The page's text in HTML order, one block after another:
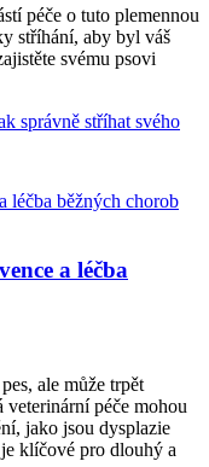
péče o tuto plemennou
stříhání, aby byl váš
svému psovi
správně stříhat svého
a léčba
ale může trpět
péče mohou
jako jsou dysplazie
klíčové pro dlouhý a